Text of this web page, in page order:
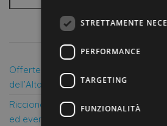
Offerte Royal Hotel Corvara: vivi
dell’Alta Badia
Riccione Hospitality: il portale per
ed eventi a Riccione
STRETTAMENTE
PERFORMANCE
TARGETING
FUNZIONALITÀ